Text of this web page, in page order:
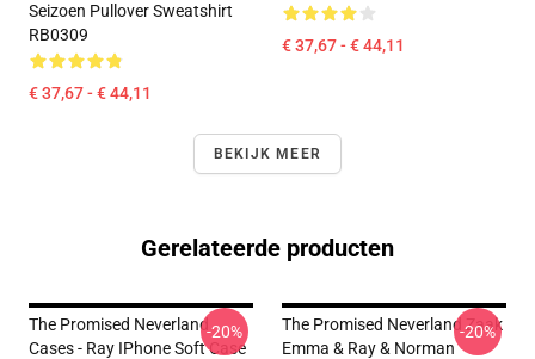
Seizoen Pullover Sweatshirt
RB0309
€ 37,67 - € 44,11
€ 37,67 - € 44,11
BEKIJK MEER
Gerelateerde producten
The Promised Neverland
Cases - Ray IPhone Soft Case
-20%
The Promised Neverland Zaak
Emma & Ray & Norman
-20%